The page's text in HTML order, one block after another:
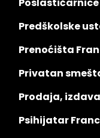
Predškolske
Prenoćišta
Privatan
Prodaja,
Psihijatar